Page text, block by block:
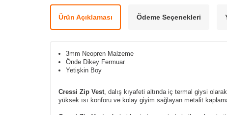
Ürün Açıklaması Ödeme Seçenekleri
3mm Neopren Malzeme
Önde Dikey Fermuar
Yetişkin Boy
Cressi Zip Vest, dalış kıyafeti altında iç termal giysi
yüksek ısı konforu ve kolay giyim sağlayan metalit